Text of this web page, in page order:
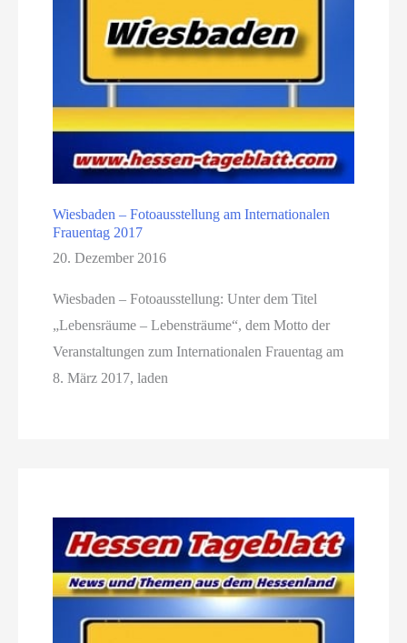
Wiesbaden – Fotoausstellung am Internationalen
Frauentag 2017
20. Dezember 2016
Wiesbaden – Fotoausstellung: Unter dem Titel
„Lebensräume – Lebensträume“, dem Motto der
Veranstaltungen zum Internationalen Frauentag am
8. März 2017, laden